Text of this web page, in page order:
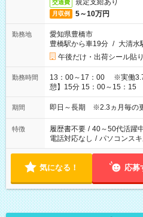
交通費 規定支給あり
月収例 5～10万円
勤務地
愛知県豊橋市
豊橋駅から車19分 / 大清水
午後だけ・出荷シール貼
勤務時間
13：00～17：00 ※実働3.75時間 ◆16時までも相
憩】15分 15：00～15：15
期間 即日～長期 ※2.3ヵ月毎の
特徴 履歴書不要 / 40～50代活躍
電話対応なし / パソコンス
気になる！ 応募